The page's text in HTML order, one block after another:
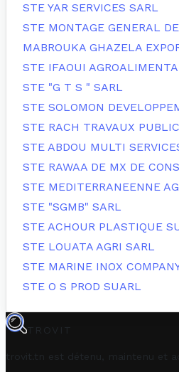
STE YAR SERVICES SARL
STE MONTAGE GENERAL
MABROUKA GHAZELA
STE IFAOUI
STE "G T S " SARL
STE SOLOMON
STE RACH TRAVAUX PUBLIC
STE ABDOU MULTI
STE RAWAA DE MX DE
STE MEDITERRANEENNE
STE "SGMB" SARL
STE ACHOUR PLASTIQUE
STE LOUATA AGRI SARL
STE MARINE INOX
STE O S PROD SUARL
TROVIT
trovit.tn est détenu, maintenu et